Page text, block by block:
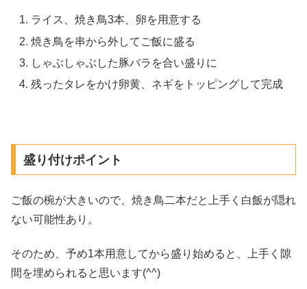
ライス、焼き鳥3本、卵を用意する
焼き鳥を串から外してご飯に盛る
しゃぶしゃぶした豚バラを合い盛りに
残ったタレをかけ卵黄、ネギをトッピングして完成
盛り付けポイント
ご飯の椀が大きいので、焼き鳥二本だと上手く白飯が隠れ
ない可能性あり。
そのため、予め1本用意してから盛り始めると、上手く隙
間を埋められると思います(^^)